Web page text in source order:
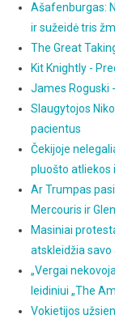
Ašafenburgas:
ir sužeidė tris
The Great
Kit Knightly -
James Roguski
Slaugytojos
pacientus
Čekijoje
pluošto atliekos
Ar Trumpas
Mercouris ir
Masiniai
atskleidžia
„Vergai
leidiniui „The
Vokietijos